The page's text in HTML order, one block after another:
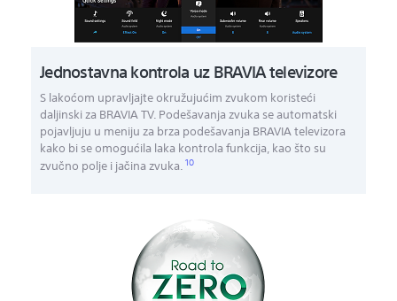
Jednostavna kontrola uz BRAVIA televizore
S lakoćom upravljajte okružujućim zvukom koristeći
daljinski za BRAVIA TV. Podešavanja zvuka se automatski
pojavljuju u meniju za brza podešavanja BRAVIA televizora
kako bi se omogućila laka kontrola funkcija, kao što su
zvučno polje i jačina zvuka.10